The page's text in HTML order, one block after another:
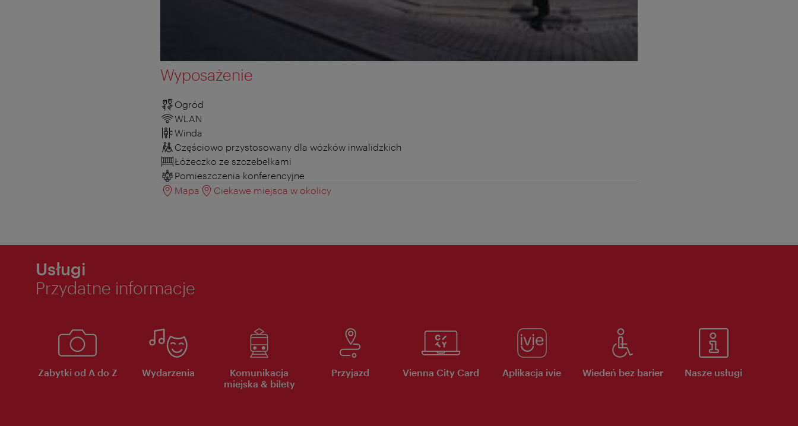
Wyposażenie
Ogród
WLAN
Winda
Częściowo przystosowany dla wózków inwalidzkich
Łóżeczko ze szczebelkami
Pomieszczenia konferencyjne
Mapa
Ciekawe miejsca w okolicy
Usługi
Przydatne informacje
Zabytki od A do Z Wydarzenia
Komunikacja
miejska & bilety
Przyjazd Vienna City Card Aplikacja ivie Wiedeń bez barier Nasze usługi